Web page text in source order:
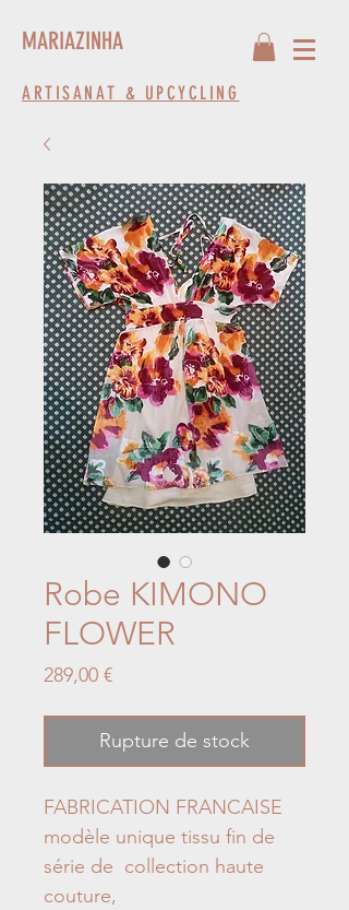
ARTISANAT & UPCYCLING
MARIAZINHA
Robe KIMONO
FLOWER
289,00 €Prix
Rupture de stock
FABRICATION FRANCAISE
modèle unique tissu fin de
série de collection haute
couture,